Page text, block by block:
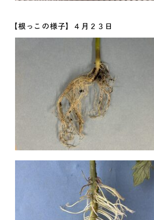
【根っこの様子】４月２３日